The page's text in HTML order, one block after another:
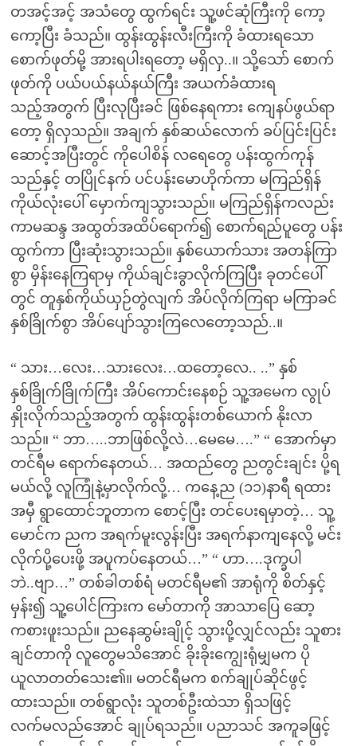
တအင့်အင့် အသံတွေ ထွက်ရင်း သူ့ဖင်ဆုံကြီးကို ကော့
ကော့ပြီး ခံသည်။ ထွန်းထွန်းလီးကြီးကို ခံထားရသော
စောက်ဖုတ်မို့ အားရပါးရတော့ မရှိလှ..။ သို့သော် စောက်
ဖုတ်ကို ပယ်ပယ်နယ်နယ်ကြီး အယက်ခံထားရ
သည့်အတွက် ပြီးလုပြီးခင် ဖြစ်နေရကား ကျေနပ်ဖွယ်ရာ
တော့ ရှိလှသည်။ အချက် နှစ်ဆယ်လောက် ခပ်ပြင်းပြင်း
ဆောင့်အပြီးတွင် ကိုပေါစိန် လရေတွေ ပန်းထွက်ကုန်
သည်နှင့် တပြိုင်နက် ပင်ပန်းမောဟိုက်ကာ မကြည်ရှိန်
ကိုယ်လုံးပေါ် မှောက်ကျသွားသည်။ မကြည်ရှိန်ကလည်း
ကာမဆန္ဒ အထွတ်အထိပ်ရောက်၍ စောက်ရည်ပူတွေ ပန်း
ထွက်ကာ ပြီးဆုံးသွားသည်။ နှစ်ယောက်သား အတန်ကြာ
စွာ မှိန်းနေကြရာမှ ကိုယ်ချင်းခွာလိုက်ကြပြီး ခုတင်ပေါ်
တွင် တူနှစ်ကိုယ်ယှဉ်တွဲလျက် အိပ်လိုက်ကြရာ မကြာခင်
နှစ်ခြိုက်စွာ အိပ်ပျော်သွားကြလေတော့သည်..။
“ သား…လေး…သားလေး…ထတော့လေ.. ..” နှစ်
နှစ်ခြိုက်ခြိုက်ကြီး အိပ်ကောင်းနေစဉ် သူ့အမေက လွုပ်
နှိုးလိုက်သည့်အတွက် ထွန်းထွန်းတစ်ယောက် နိုးလာ
သည်။ “ ဘာ…..ဘာဖြစ်လို့လဲ…မေမေ….” “ အောက်မှာ
တင်ရီမ ရောက်နေတယ်… အထည်တွေ ညတွင်းချင်း ပို့ရ
မယ်လို့ လူကြုံနဲ့မှာလိုက်လို့… ကနေ့ည (၁၁)နာရီ ရထား
အမှီ ရွာထောင်ဘူတာက စောင့်ပြီး တင်ပေးရမှာတဲ့… သူ့
မောင်က ညက အရက်မူးလွန်းပြီး အရက်နာကျနေလို့ မင်း
လိုက်ပို့ပေးဖို့ အပူကပ်နေတယ်…” “ ဟာ….ဒုက္ခပါ
ဘဲ..ဗျာ…” တစ်ခါတစ်ရံ မတင်ရီမ၏ အာရုံကို စိတ်နှင့်
မှန်း၍ သူ့ပေါင်ကြားက မော်တာကို အာသာပြေ ဆော့
ကစားဖူးသည်။ ညနေဆွမ်းချိုင့် သွားပို့လျှင်လည်း သူစား
ချင်တာကို လူတွေမသိအောင် ခိုးခိုးကျွေးရုံမျှမက ပို
ယူလာတတ်သေး၏။ မတင်ရီမက စက်ချုပ်ဆိုင်ဖွင့်
ထားသည်။ တစ်ရွာလုံး သူတစ်ဦးထဲသာ ရှိသဖြင့်
လက်မလည်အောင် ချုပ်ရသည်။ ပညာသင် အကူခဖြင့်